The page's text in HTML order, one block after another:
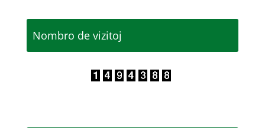
Nombro de vizitoj